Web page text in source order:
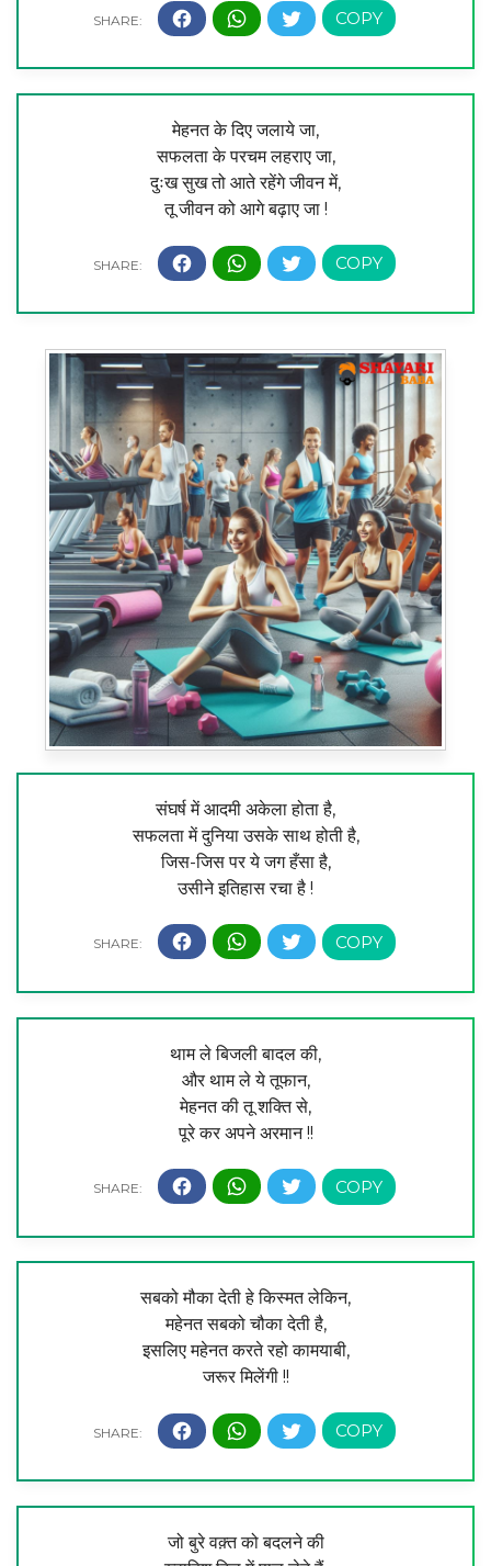
मेहनत के दिए जलाये जा,
सफलता के परचम लहराए जा,
दुःख सुख तो आते रहेंगे जीवन में,
तू जीवन को आगे बढ़ाए जा !
संघर्ष में आदमी अकेला होता है,
सफलता में दुनिया उसके साथ होती है,
जिस-जिस पर ये जग हँसा है,
उसीने इतिहास रचा है !
थाम ले बिजली बादल की,
और थाम ले ये तूफान,
मेहनत की तू शक्ति से,
पूरे कर अपने अरमान !!
सबको मौका देती हे किस्मत लेकिन,
महेनत सबको चौका देती है,
इसलिए महेनत करते रहो कामयाबी,
जरूर मिलेंगी !!
जो बुरे वक़्त को बदलने की